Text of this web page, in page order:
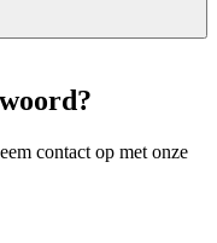
contact op met onze